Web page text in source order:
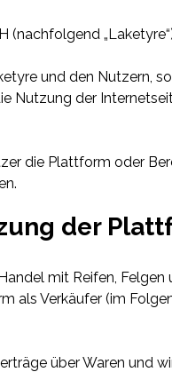
und den Nutzern,
Nutzung der
die Plattform oder
der
mit Reifen,
als Verkäufer (im
über Waren und